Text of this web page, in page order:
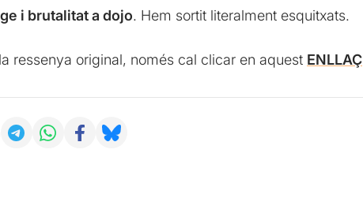
i brutalitat a dojo. Hem sortit literalment esquitxats.
ressenya original, només cal clicar en aquest ENLLAÇ